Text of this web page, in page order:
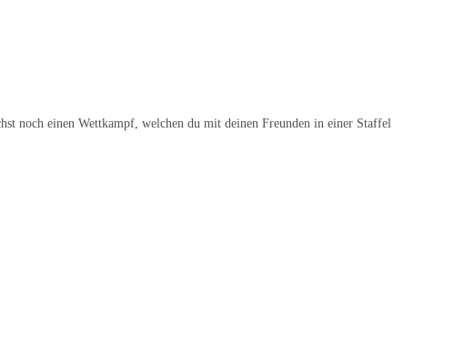
noch einen Wettkampf, welchen du mit deinen Freunden in einer Staffel